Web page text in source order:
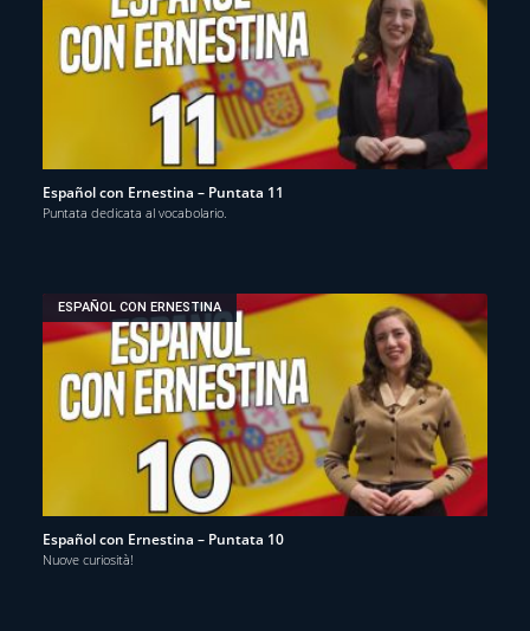
Español con Ernestina – Puntata 11
Puntata dedicata al vocabolario.
ESPAÑOL CON ERNESTINA
Español con Ernestina – Puntata 10
Nuove curiosità!